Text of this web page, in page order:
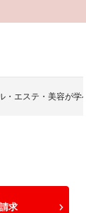
・エステ・美容が
求